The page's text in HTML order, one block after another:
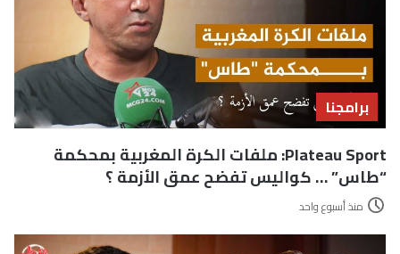
برامجنا
Plateau Sport: ملفات الكرة المغربية بمحكمة
“طاس” … كواليس تفضح عمق الأزمة ؟
منذ أسبوع واحد